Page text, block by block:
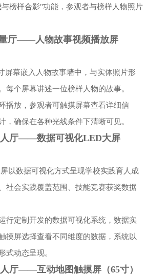
榜样合影"功能，参观者与榜样人物照片
厅——人物故事视频播放屏
屏幕嵌入人物故事墙中，与实体照片形
每个屏幕讲述一位榜样人物的故事。
播放，参观者可触摸屏幕查看详细信
，确保在各种光线条件下清晰可见。
人厅——数据可视化LED大屏
以数据可视化方式呈现学校实践育人成
社会实践覆盖范围、技能竞赛获奖数据
行定制开发的数据可视化系统，数据实
摸屏选择查看不同维度的数据，系统以
式动态呈现。
厅——互动地图触摸屏（65寸）